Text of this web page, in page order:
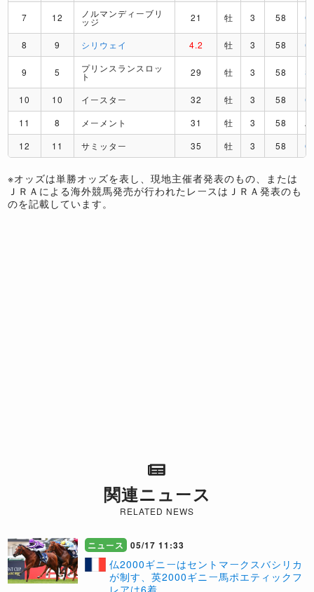
7 12 ノルマンディーブリ
ッジ 21 牡 3 58 G
8 9 シリウェイ 4.2 牡 3 58 C
9 5 プリンスランスロッ
ト 29 牡 3 58 S
10 10 イースター 32 牡 3 58
C
11
8 メーメント 31 牡 3 58
A
12
11 サミッター 35 牡 3 58 O
※オッズは単勝オッズを表し、現地主催者発表のもの、または
ＪＲＡによる海外競馬発売が行われたレースはＪＲＡ発表のも
のを記載しています。
関連ニュース
RELATED NEWS
ニュース 05/17 11:33
仏2000ギニーはセントマークスバシリカ
が制す、英2000ギニー馬ポエティックフ
レアは6着